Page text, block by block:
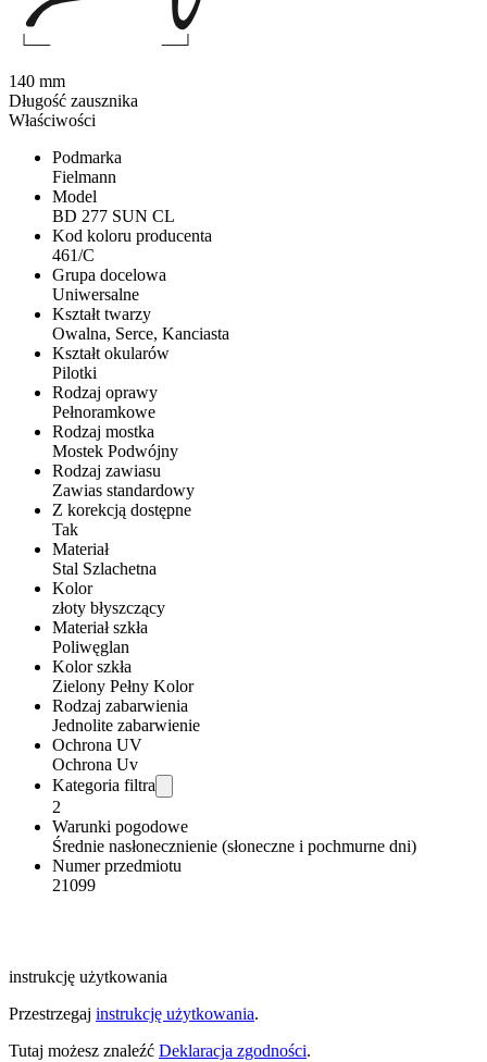
Właściwości
Podmarka
Fielmann
Model
BD 277 SUN CL
Kod koloru producenta
461/C
Grupa docelowa
Uniwersalne
Kształt twarzy
Owalna, Serce, Kanciasta
Kształt okularów
Pilotki
Rodzaj oprawy
Pełnoramkowe
Rodzaj mostka
Mostek Podwójny
Rodzaj zawiasu
Zawias standardowy
Z korekcją dostępne
Tak
Materiał
Stal Szlachetna
Kolor
złoty błyszczący
Materiał szkła
Poliwęglan
Kolor szkła
Zielony Pełny Kolor
Rodzaj zabarwienia
Jednolite zabarwienie
Ochrona UV
Ochrona Uv
Kategoria filtra
2
Warunki pogodowe
Średnie nasłonecznienie (słoneczne i pochmurne dni)
Numer przedmiotu
21099
instrukcję użytkowania
Przestrzegaj instrukcję użytkowania.
Tutaj możesz znaleźć Deklaracja zgodności.
140 mm
Długość zausznika